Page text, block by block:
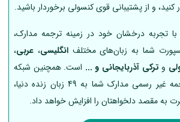
کنید، و از پشتیبانی قوی کنسولی برخوردار باشید.
با تجربه درخشان خود در زمینه ترجمه مدارک،
شما به زبان‌های مختلفانگلیسی، عربی،
و ترکی آذربایجانی و ... است. همچنین شبکه
مترجمین اشراق با ترجمه غیر رسمی مدارک شما به 49 زبان زنده دنیا،
به مقصد دلخواهتان را افزایش خواهد داد.